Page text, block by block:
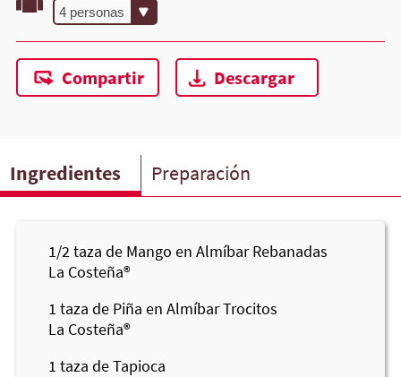
Compartir Descargar
Ingredientes Preparación
1/2taza de Mango en Almíbar Rebanadas
La Costeña®
1 taza de Piña en Almíbar Trocitos
La Costeña®
1 taza de Tapioca